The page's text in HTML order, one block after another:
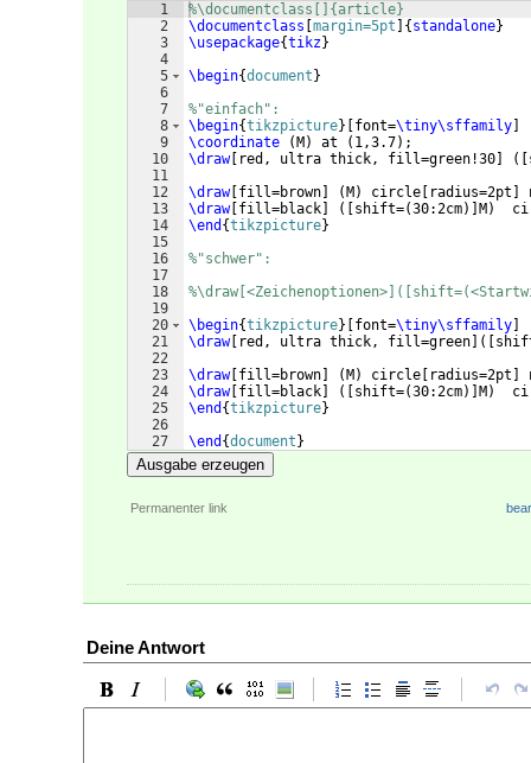
1
2
3
4
5
6
7
8
9
10
11
12
13
14
15
16
17
18
19
20
21
22
23
24
25
26
27
%\documentclass[]{article}
\documentclass margin=5pt { standalone}
\usepackage{tikz}
\begin{document }
%"einfach":
\begin{tikzpicture} font=\tiny\sffamily
\coordinate
( M ) at ( 1,3.7) ;
\draw[ red, ultra thick, fill=green!30 ([
\draw[ fill=brown ( M ) circle radius=2pt
\draw[ fill=black ([ shift=(30:2cm)] M )
\end {tikzpicture}
%"schwer":
\begin{tikzpicture} font=\tiny\sffamily
\draw[ red, ultra thick, fill=green ([
\draw[ fill=brown ( M ) circle radius=2pt
\draw[ fill=black ([ shift=(30:2cm)] M )
\end {tikzpicture}
\end {document }
Ausgabe erzeugen
Permanenter link
Deine Antwort